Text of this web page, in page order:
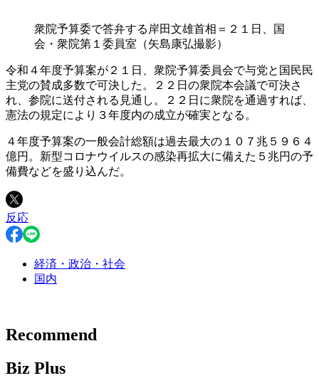
衆院予算委で答弁する岸田文雄首相＝２１日、国
会・衆院第１委員室（矢島康弘撮影）
令和４年度予算案が２１日、衆院予算委員会で与党と国民民
主党の賛成多数で可決した。２２日の衆院本会議で可決さ
れ、参院に送付される見通し。２２日に衆院を通過すれば、
憲法の規定により３年度内の成立が確実となる。
４年度予算案の一般会計総額は過去最大の１０７兆５９６４
億円。新型コロナウイルスの感染再拡大に備えた５兆円の予
備費などを盛り込んだ。
反応
経済・政治・社会
国内
Recommend
Biz Plus